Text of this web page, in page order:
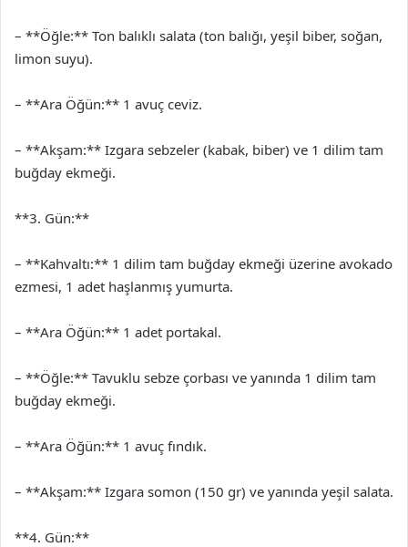
– **Öğle:** Ton balıklı salata (ton balığı, yeşil biber, soğan,
limon suyu).
– **Ara Öğün:** 1 avuç ceviz.
– **Akşam:** Izgara sebzeler (kabak, biber) ve 1 dilim tam
buğday ekmeği.
**3. Gün:**
– **Kahvaltı:** 1 dilim tam buğday ekmeği üzerine avokado
ezmesi, 1 adet haşlanmış yumurta.
– **Ara Öğün:** 1 adet portakal.
– **Öğle:** Tavuklu sebze çorbası ve yanında 1 dilim tam
buğday ekmeği.
– **Ara Öğün:** 1 avuç fındık.
– **Akşam:** Izgara somon (150 gr) ve yanında yeşil salata.
**4. Gün:**